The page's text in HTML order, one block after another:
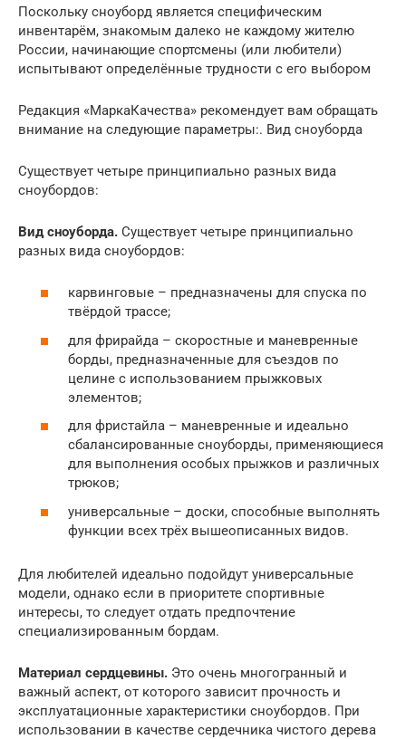
Поскольку сноуборд является специфическим
инвентарём, знакомым далеко не каждому жителю
России, начинающие спортсмены (или любители)
испытывают определённые трудности с его выбором
Редакция «МаркаКачества» рекомендует вам обращать
внимание на следующие параметры:. Вид сноуборда
Существует четыре принципиально разных вида
сноубордов:
Вид сноуборда. Существует четыре принципиально
разных вида сноубордов:
карвинговые – предназначены для спуска по
твёрдой трассе;
для фрирайда – скоростные и маневренные
борды, предназначенные для съездов по
целине с использованием прыжковых
элементов;
для фристайла – маневренные и идеально
сбалансированные сноуборды, применяющиеся
для выполнения особых прыжков и различных
трюков;
универсальные – доски, способные выполнять
функции всех трёх вышеописанных видов.
Для любителей идеально подойдут универсальные
модели, однако если в приоритете спортивные
интересы, то следует отдать предпочтение
специализированным бордам.
Материал сердцевины. Это очень многогранный и
важный аспект, от которого зависит прочность и
эксплуатационные характеристики сноубордов. При
использовании в качестве сердечника чистого дерева